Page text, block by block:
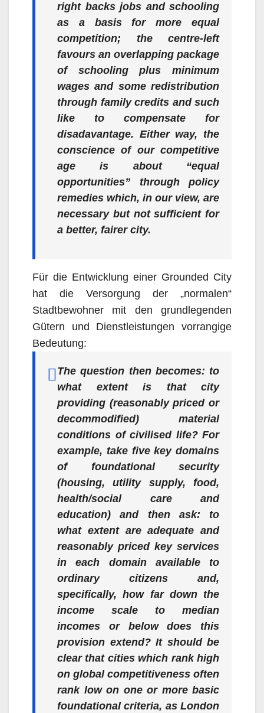
right backs jobs and schooling
as a basis for more equal
competition; the centre-left
favours an overlapping package
of schooling plus minimum
wages and some redistribution
through family credits and such
like to compensate for
disadavantage. Either way, the
conscience of our competitive
age is about “equal
opportunities” through policy
remedies which, in our view, are
necessary but not sufficient for
a better, fairer city.
Für die Entwicklung einer Grounded City
hat die Versorgung der „normalen“
Stadtbewohner mit den grundlegenden
Gütern und Dienstleistungen vorrangige
Bedeutung:
The question then becomes: to
what extent is that city
providing (reasonably priced or
decommodified) material
conditions of civilised life? For
example, take five key domains
of foundational security
(housing, utility supply, food,
health/social care and
education) and then ask: to
what extent are adequate and
reasonably priced key services
in each domain available to
ordinary citizens and,
specifically, how far down the
income scale to median
incomes or below does this
provision extend? It should be
clear that cities which rank high
on global competitiveness often
rank low on one or more basic
foundational criteria, as London